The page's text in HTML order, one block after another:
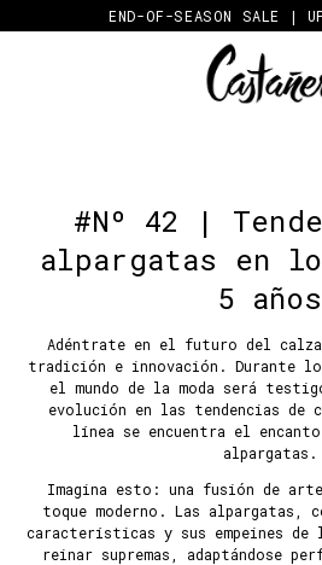
to
END-OF-SEASON SALE |
#Nº 42 |
alpargatas en
5 años
Adéntrate en el futuro del
tradición e innovación. Durante
el mundo de la moda será
evolución en las tendencias de
línea se encuentra el
alpargatas.
Imagina esto: una fusión de
toque moderno. Las alpargatas,
características y sus empeines
reinar supremas, adaptándose